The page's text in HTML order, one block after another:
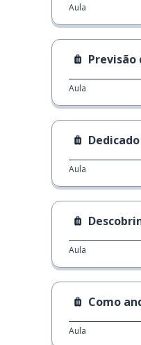
Aula
Aula
Aula
Aula
Como
Aula